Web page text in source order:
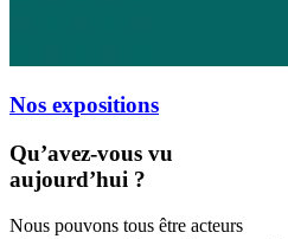
Nos expositions
Qu’avez-vous vu
aujourd’hui ?
Nous pouvons tous être acteurs